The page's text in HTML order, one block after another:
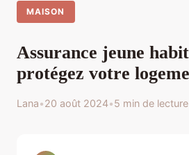
MAISON
Assurance jeune
protégez votre
Lana•20 août 2024•5 min de lecture